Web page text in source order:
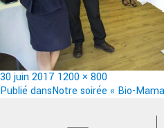
Publié
le
30 juin 2017 Taille
réelle
1200 × 800
Navigation
Publié dansNotre soirée « Bio-